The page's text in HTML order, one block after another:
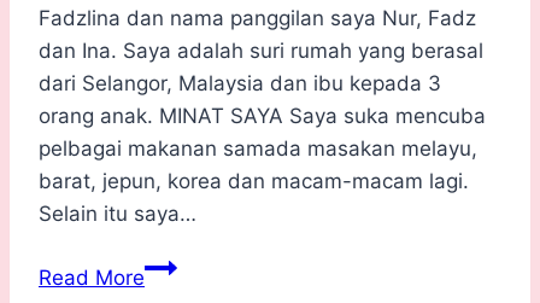
Fadzlina dan nama panggilan saya Nur, Fadz
dan Ina. Saya adalah suri rumah yang berasal
dari Selangor, Malaysia dan ibu kepada 3
orang anak. MINAT SAYA Saya suka mencuba
pelbagai makanan samada masakan melayu,
barat, jepun, korea dan macam-macam lagi.
Selain itu saya…
Read MoreMy